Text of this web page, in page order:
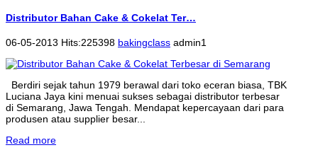
Distributor Bahan Cake & Cokelat Ter…
06-05-2013 Hits:225398 bakingclass admin1
Berdiri sejak tahun 1979 berawal dari toko eceran biasa, TBK
Luciana Jaya kini menuai sukses sebagai distributor terbesar
di Semarang, Jawa Tengah. Mendapat kepercayaan dari para
produsen atau supplier besar...
Read more